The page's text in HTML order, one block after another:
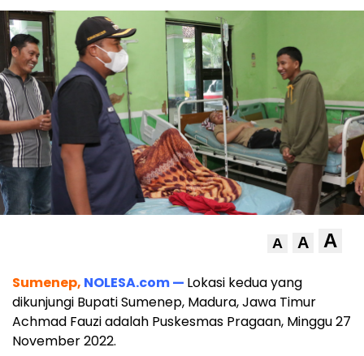
A A A
Sumenep, NOLESA.com — Lokasi kedua yang
dikunjungi Bupati Sumenep, Madura, Jawa Timur
Achmad Fauzi adalah Puskesmas Pragaan, Minggu 27
November 2022.